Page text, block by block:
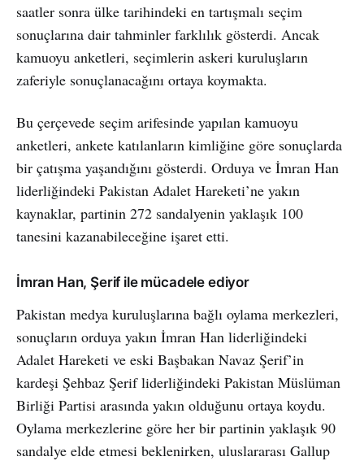
saatler sonra ülke tarihindeki en tartışmalı seçim
sonuçlarına dair tahminler farklılık gösterdi. Ancak
kamuoyu anketleri, seçimlerin askeri kuruluşların
zaferiyle sonuçlanacağını ortaya koymakta.
Bu çerçevede seçim arifesinde yapılan kamuoyu
anketleri, ankete katılanların kimliğine göre sonuçlarda
bir çatışma yaşandığını gösterdi. Orduya ve İmran Han
liderliğindeki Pakistan Adalet Hareketi’ne yakın
kaynaklar, partinin 272 sandalyenin yaklaşık 100
tanesini kazanabileceğine işaret etti.
İmran Han, Şerif ile mücadele ediyor
Pakistan medya kuruluşlarına bağlı oylama merkezleri,
sonuçların orduya yakın İmran Han liderliğindeki
Adalet Hareketi ve eski Başbakan Navaz Şerif’in
kardeşi Şehbaz Şerif liderliğindeki Pakistan Müslüman
Birliği Partisi arasında yakın olduğunu ortaya koydu.
Oylama merkezlerine göre her bir partinin yaklaşık 90
sandalye elde etmesi beklenirken, uluslararası Gallup